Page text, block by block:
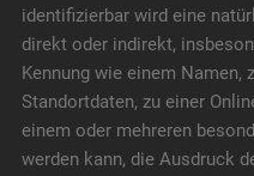
identifizierbar wird eine
direkt oder indirekt,
Kennung wie einem Namen,
Standortdaten, zu einer
einem oder mehreren
werden kann, die Ausdruck